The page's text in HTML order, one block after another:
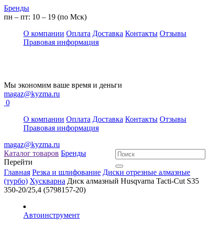
Бренды
пн – пт: 10 – 19 (по Мск)
О компании Оплата Доставка Контакты Отзывы
Правовая информация
Мы экономим ваше время и деньги
magaz@kyzma.ru
0
О компании Оплата Доставка Контакты Отзывы
Правовая информация
magaz@kyzma.ru
Каталог товаров Бренды
Перейти
Главная Резка и шлифование Диски отрезные алмазные
(турбо) Хускварна Диск алмазный Husqvarna Tacti-Cut S35
350-20/25,4 (5798157-20)
Автоинструмент